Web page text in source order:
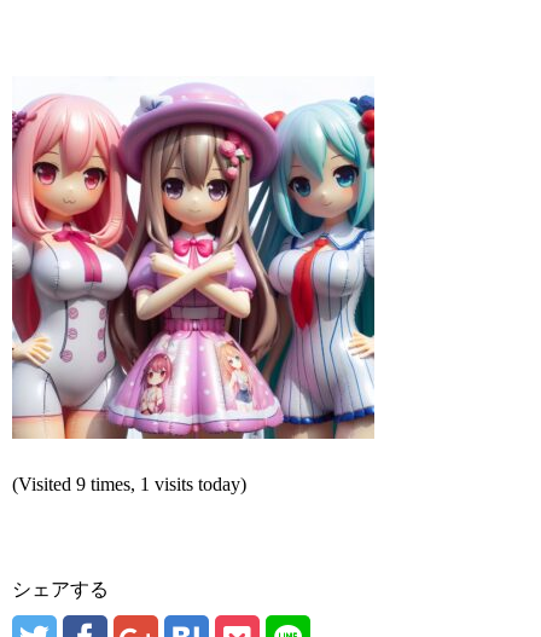
(Visited 9 times, 1 visits today)
シェアする